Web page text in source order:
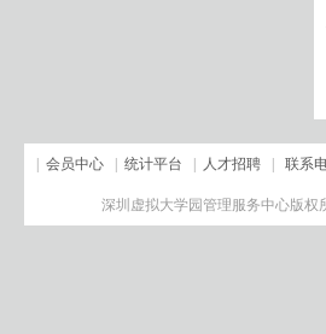
会员中心 统计平台 人才招聘 联系
深圳虚拟大学园管理服务中心版